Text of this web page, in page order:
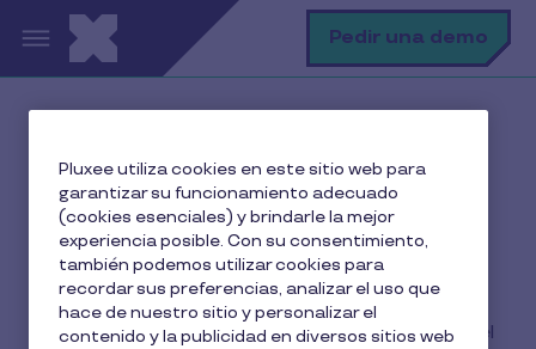
Pasar al contenido principal Pedir una demo
El blog de Pluxee
Mantente al día sobre todo lo relacionado con el
Pluxee utiliza cookies en este sitio web para
garantizar su funcionamiento adecuado
(cookies esenciales) y brindarle la mejor
experiencia posible. Con su consentimiento,
también podemos utilizar cookies para
recordar sus preferencias, analizar el uso que
hace de nuestro sitio y personalizar el
contenido y la publicidad en diversos sitios web